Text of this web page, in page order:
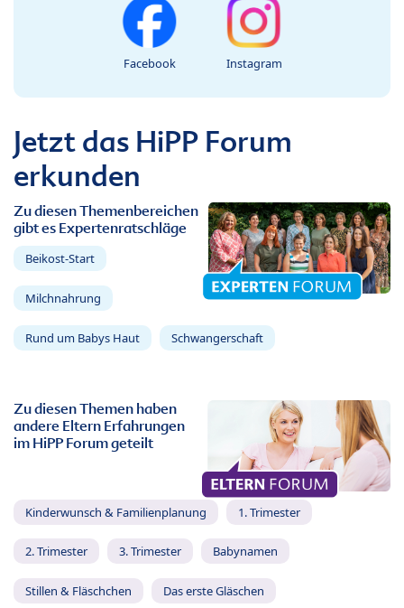
Facebook Instagram
Jetzt das HiPP Forum
erkunden
Zu diesen Themenbereichen
gibt es Expertenratschläge
Beikost-Start
Milchnahrung
Rund um Babys Haut Schwangerschaft
Zu diesen Themen haben
andere Eltern Erfahrungen
im HiPP Forum geteilt
Kinderwunsch & Familienplanung 1. Trimester
2. Trimester 3. Trimester Babynamen
Stillen & Fläschchen Das erste Gläschen